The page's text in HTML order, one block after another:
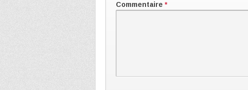
Commentaire *